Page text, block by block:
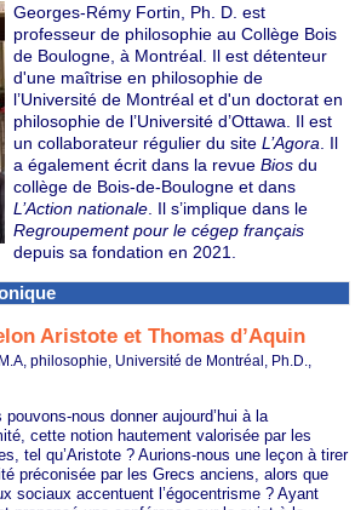
Georges-Rémy Fortin, Ph. D. est
professeur de philosophie au Collège Bois
de Boulogne, à Montréal. Il est détenteur
d'une maîtrise en philosophie de
l’Université de Montréal et d'un doctorat en
philosophie de l’Université d’Ottawa. Il est
un collaborateur régulier du siteL’Agora . Il
a également écrit dans la revueBios du
collège de Bois-de-Boulogne et dans
L’Action nationale . Il s’implique dans le
Regroupement pour le cégep français
depuis sa fondation en 2021.
Aristote et Thomas d’Aquin
philosophie, Université de Montréal, Ph.D.,
pouvons-nous donner aujourd’hui à la
cette notion hautement valorisée par les
tel qu’Aristote ? Aurions-nous une leçon à tirer
préconisée par les Grecs anciens, alors que
sociaux accentuent l’égocentrisme ? Ayant